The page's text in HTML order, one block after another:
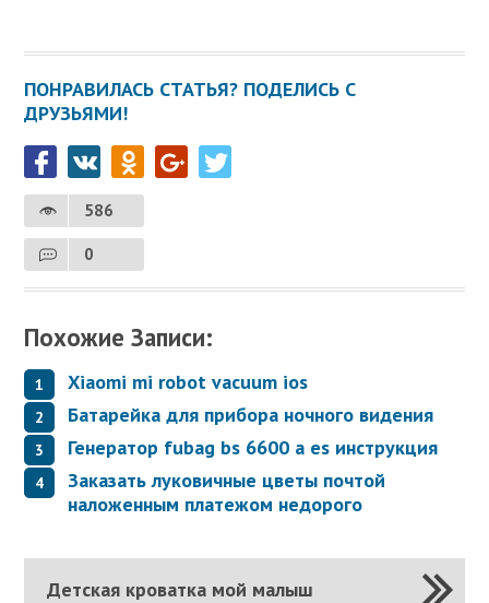
ПОНРАВИЛАСЬ СТАТЬЯ? ПОДЕЛИСЬ С
ДРУЗЬЯМИ!
586
0
Похожие Записи:
Xiaomi mi robot vacuum ios
Батарейка для прибора ночного видения
Генератор fubag bs 6600 a es инструкция
Заказать луковичные цветы почтой
наложенным платежом недорого
Детская кроватка мой малыш